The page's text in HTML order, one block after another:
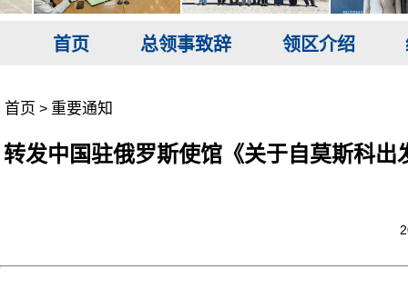
首页 总领事致辞 领区介绍
首页 > 重要通知
转发中国驻俄罗斯使馆《关于自莫斯科